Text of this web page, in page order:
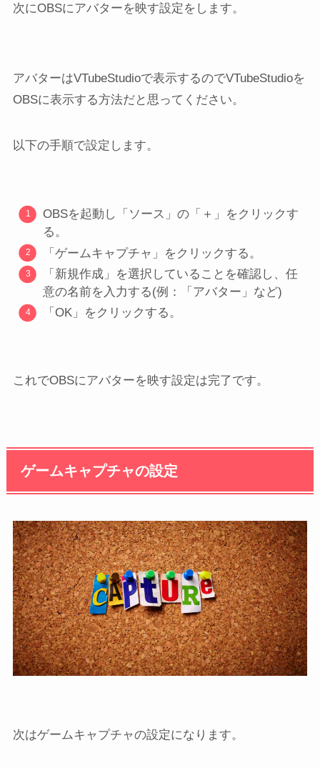
次にOBSにアバターを映す設定をします。
アバターはVTubeStudioで表示するのでVTubeStudioを
OBSに表示する方法だと思ってください。
以下の手順で設定します。
OBSを起動し「ソース」の「＋」をクリックす
る。
「ゲームキャプチャ」をクリックする。
「新規作成」を選択していることを確認し、任
意の名前を入力する(例：「アバター」など)
「OK」をクリックする。
これでOBSにアバターを映す設定は完了です。
ゲームキャプチャの設定
次はゲームキャプチャの設定になります。